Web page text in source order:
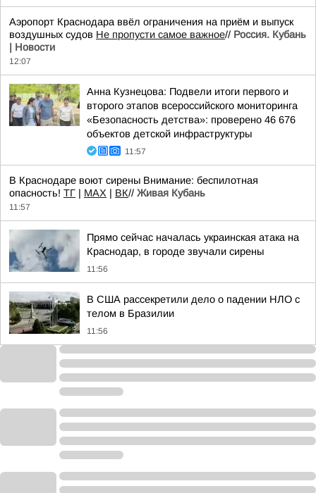
Аэропорт Краснодара ввёл ограничения на приём и выпуск
воздушных судов Не пропусти самое важное// Россия. Кубань
| Новости
12:07
Анна Кузнецова: Подвели итоги первого и
второго этапов всероссийского мониторинга
«Безопасность детства»: проверено 46 676
объектов детской инфраструктуры
11:57
В Краснодаре воют сирены Внимание: беспилотная
опасность! TГ | MAX | ВК// Живая Кубань
11:57
Прямо сейчас началась украинская атака на
Краснодар, в городе звучали сирены
11:56
В США рассекретили дело о падении НЛО с
телом в Бразилии
11:56